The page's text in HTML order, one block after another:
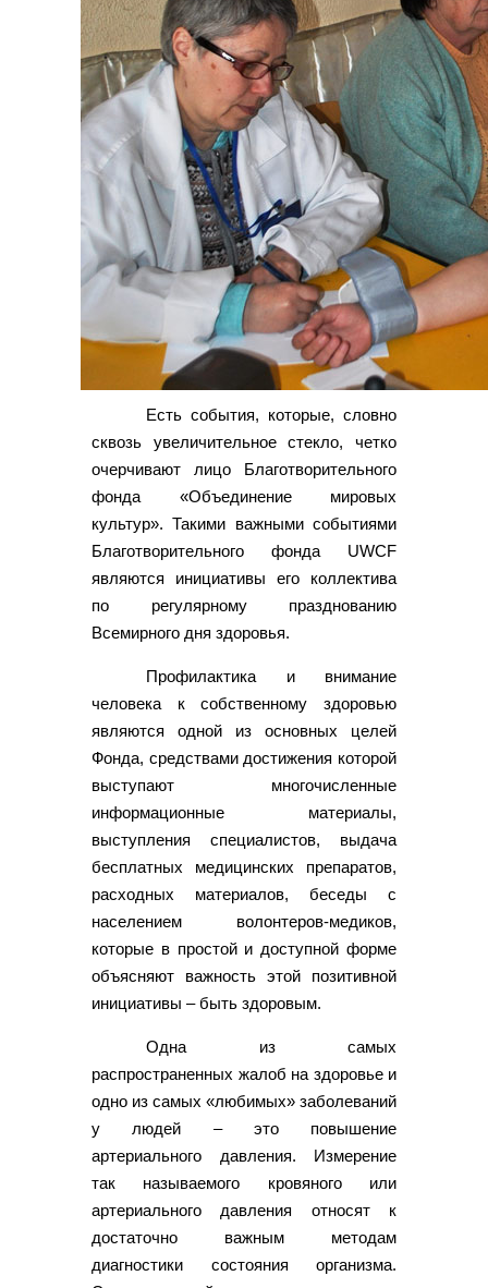
Есть события, которые, словно
сквозь увеличительное стекло, четко
очерчивают лицо Благотворительного
фонда «Объединение мировых
культур». Такими важными событиями
Благотворительного фонда UWCF
являются инициативы его коллектива
по регулярному празднованию
Всемирного дня здоровья.
Профилактика и внимание
человека к собственному здоровью
являются одной из основных целей
Фонда, средствами достижения которой
выступают многочисленные
информационные материалы,
выступления специалистов, выдача
бесплатных медицинских препаратов,
расходных материалов, беседы с
населением волонтеров-медиков,
которые в простой и доступной форме
объясняют важность этой позитивной
инициативы – быть здоровым.
Одна из самых
распространенных жалоб на здоровье и
одно из самых «любимых» заболеваний
у людей – это повышение
артериального давления. Измерение
так называемого кровяного или
артериального давления относят к
достаточно важным методам
диагностики состояния организма.